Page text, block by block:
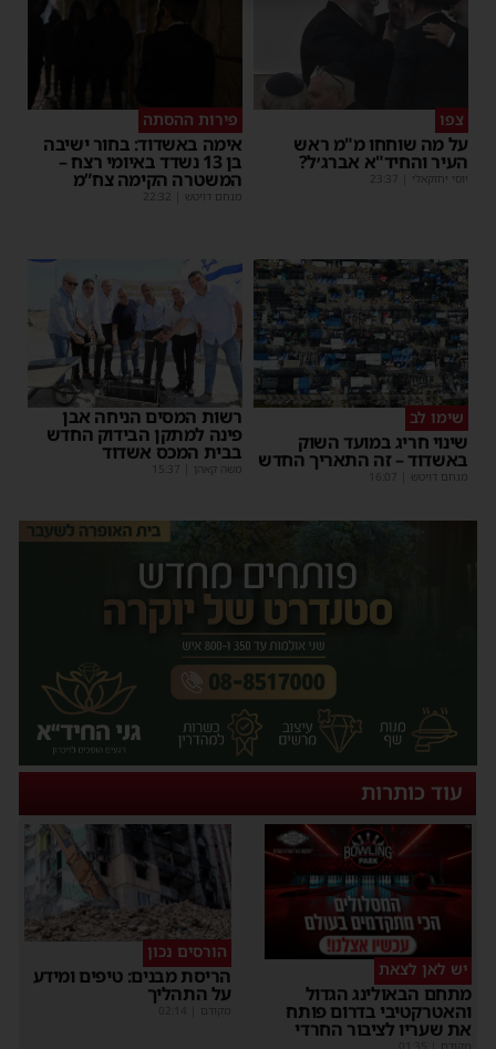
צפו
על מה שוחחו מ"מ ראש
העיר והחיד"א אברג׳ל?
יוסי יחזקאלי 23:37
פירות ההסתה
אימה באשדוד: בחור ישיבה
בן 13 נשדד באיומי רצח –
המשטרה הקימה צח”מ
מנחם דויטש 22:32
שימו לב
שינוי חריג במועד השוק
באשדוד – זה התאריך החדש
מנחם דויטש 16:07
רשות המסים הניחה אבן
פינה למתקן הבידוק החדש
בבית המכס אשדוד
משה קאהן 15:37
עוד כותרות
יש לאן לצאת
מתחם הבאולינג הגדול
והאטרקטיבי בדרום פותח
את שעריו לציבור החרדי
הורסים נכון
הריסת מבנים: טיפים ומידע
על התהליך
מקודם